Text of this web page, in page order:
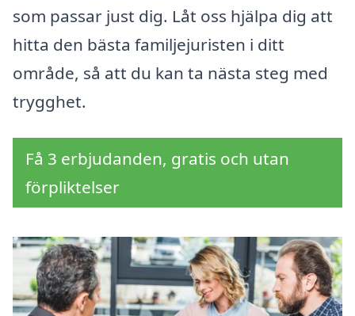
som passar just dig. Låt oss hjälpa dig att
hitta den bästa familjejuristen i ditt
område, så att du kan ta nästa steg med
trygghet.
Få 3 erbjudanden, gratis och utan
förpliktelser